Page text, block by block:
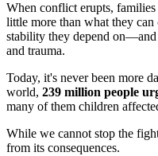
When conflict erupts,
little more than what they
stability they depend
and trauma.
Today, it's never been more
world, 239 million people
many of them children
While we cannot stop the
from its consequences.